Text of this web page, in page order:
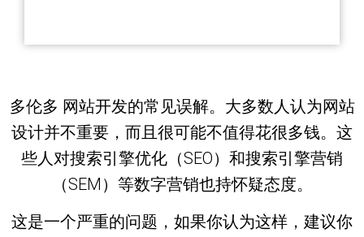
多伦多 网站开发的常见误解。大多数人认为网站
设计并不重要，而且很可能不值得花很多钱。这
些人对搜索引擎优化（SEO）和搜索引擎营销
（SEM）等数字营销也持怀疑态度。
这是一个严重的问题，如果你认为这样，建议你